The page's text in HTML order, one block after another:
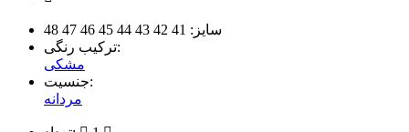
سایز: 41
42
43
44
45
46
47
48
ترکیب رنگی:
مشکی
جنسیت:
مردانه